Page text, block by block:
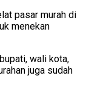
pasar murah di
menekan
wali kota,
juga sudah